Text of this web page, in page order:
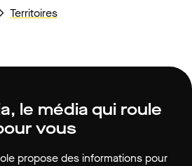
Territoires
le média qui roule
vous
propose des informations pour